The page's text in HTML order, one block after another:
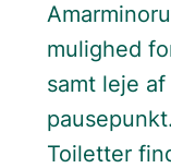
mulighed
samt leje
pausepunkt.
Toiletter